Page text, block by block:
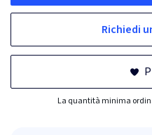
Richiedi
La quantità minima